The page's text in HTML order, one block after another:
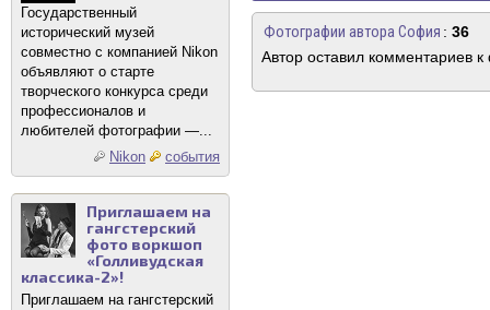
Государственный
исторический музей
совместно с компанией Nikon
объявляют о старте
творческого конкурса среди
профессионалов и
любителей фотографии —...
Nikon
события
Приглашаем на
гангстерский
фото воркшоп
«Голливудская
классика-2»!
Приглашаем на гангстерский
Фотографии автора София : 36
Автор оставил комментариев